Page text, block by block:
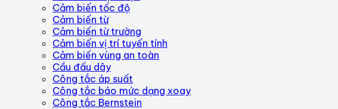
Cảm biến tốc độ
Cảm biến từ
Cảm biến từ trường
Cảm biến vị trí tuyến tính
Cảm biến vùng an toàn
Cầu đấu dây
Công tắc áp suất
Công tắc báo mức dạng xoay
Công tắc Bernstein